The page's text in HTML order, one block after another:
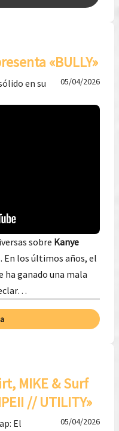
«BULLY»
en su
05/04/2026
sobre Kanye
En los últimos años, el
ha ganado una mala
MIKE & Surf
// UTILITY»
El
05/04/2026